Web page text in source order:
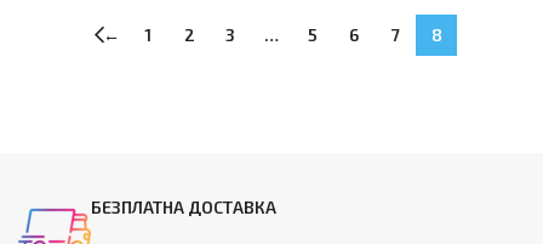
← 1 2 3 … 5 6 7 8
БЕЗПЛАТНА ДОСТАВКА